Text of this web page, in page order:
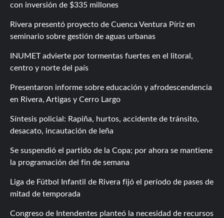
con inversión de $335 millones
Rivera presentó proyecto de Cuenca Ventura Píriz en
seminario sobre gestión de aguas urbanas
INUMET advierte por tormentas fuertes en el litoral,
centro y norte del país
Presentaron informe sobre educación y afrodescendencia
en Rivera, Artigas y Cerro Largo
Síntesis policial: Rapiña, hurtos, accidente de tránsito,
desacato, incautación de leña
Se suspendió el partido de la Copa; por ahora se mantiene
la programación del fin de semana
Liga de Fútbol Infantil de Rivera fijó el período de pases de
mitad de temporada
Congreso de Intendentes planteó la necesidad de recursos